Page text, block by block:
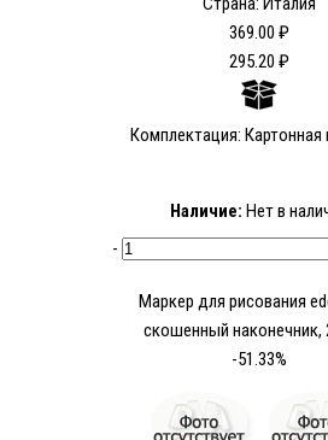
369.00 ₽
295.20 ₽
Комплектация: Картонная
Наличие: Нет в
-
Маркер для рисования
скошенный наконечник,
-51.33%